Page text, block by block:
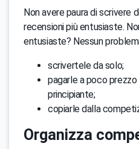
Non avere paura di scrivere
recensioni più entusiaste.
entusiaste? Nessun
scrivertele da solo;
pagarle a poco
principiante;
copiarle dalla
Organizza